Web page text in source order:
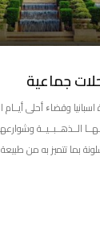
جماعية
اسبانيا وقضاﺀ أحلى
الــذهــبــيــة
بما تتميز به من